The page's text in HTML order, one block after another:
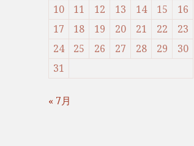
10
11 12 13 14 15
16
17
18 19 20 21 22
23
24
25 26 27 28 29
30
31
« 7月